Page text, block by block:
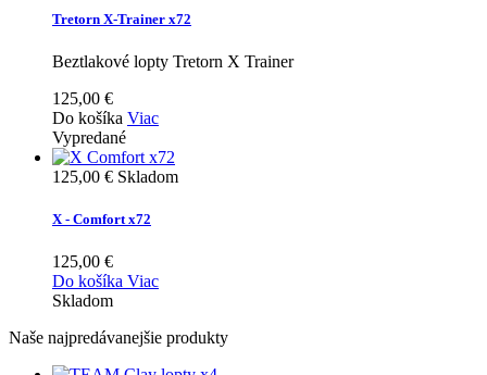
Tretorn X-Trainer x72
Beztlakové lopty Tretorn X Trainer
125,00 €
Do košíka Viac
Vypredané
125,00 € Skladom
X - Comfort x72
125,00 €
Do košíka Viac
Skladom
Naše najpredávanejšie produkty